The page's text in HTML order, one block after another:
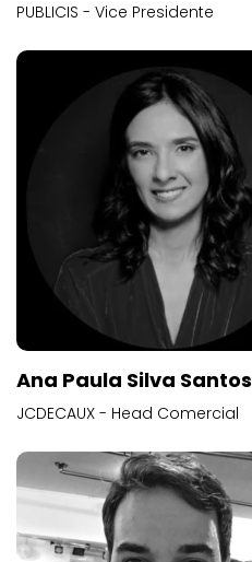
PUBLICIS - Vice Presidente
Ana Paula Silva Santos
JCDECAUX - Head Comercial